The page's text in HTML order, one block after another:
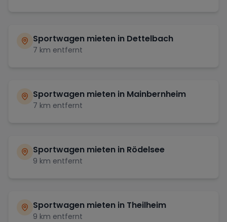
Sportwagen mieten in Dettelbach
7 km entfernt
Sportwagen mieten in Mainbernheim
7 km entfernt
Sportwagen mieten in Rödelsee
9 km entfernt
Sportwagen mieten in Theilheim
9 km entfernt